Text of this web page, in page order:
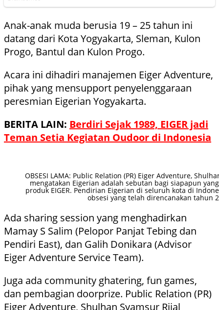
Anak-anak muda berusia 19 – 25 tahun ini
datang dari Kota Yogyakarta, Sleman, Kulon
Progo, Bantul dan Kulon Progo.
Acara ini dihadiri manajemen Eiger Adventure,
pihak yang mensupport penyelenggaraan
peresmian Eigerian Yogyakarta.
BERITA LAIN: Berdiri Sejak 1989, EIGER jadi
Teman Setia Kegiatan Oudoor di Indonesia
OBSESI LAMA: Public Relation (PR) Eiger Adventure,
mengatakan Eigerian adalah sebutan bagi siapapun
produk EIGER. Pendirian Eigerian di seluruh kota di
obsesi yang telah direncanakan tahun
Ada sharing session yang menghadirkan
Mamay S Salim (Pelopor Panjat Tebing dan
Pendiri East), dan Galih Donikara (Advisor
Eiger Adventure Service Team).
Juga ada community ghatering, fun games,
dan pembagian doorprize. Public Relation (PR)
Eiger Adventure, Shulhan Syamsur Rijal